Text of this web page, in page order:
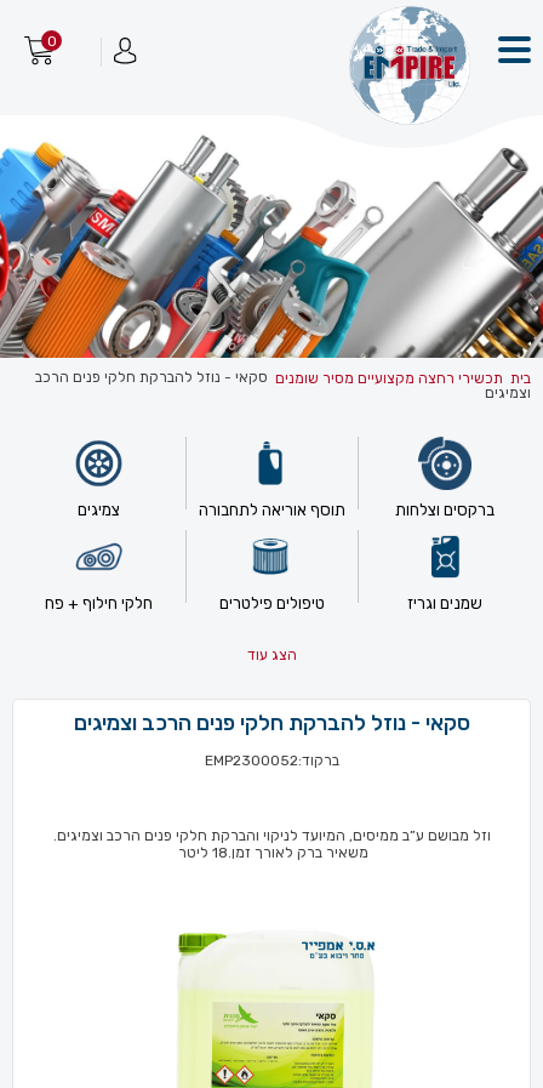
0
בית תכשירי רחצה מקצועיים מסיר שומנים סקאי - נוזל להברקת חלקי פנים הרכב
וצמיגים
ברקסים וצלחות תוסף אוריאה לתחבורה צמיגים
שמנים וגריז טיפולים פילטרים חלקי חילוף + פח
הצג עוד
סקאי - נוזל להברקת חלקי פנים הרכב וצמיגים
ברקוד:EMP2300052
וזל מבושם ע”ב ממיסים, המיועד לניקוי והברקת חלקי פנים הרכב וצמיגים.
משאיר ברק לאורך זמן.18 ליטר